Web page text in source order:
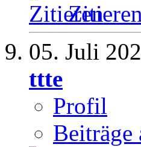
Zitieren
05. Juli
ttte
Profil
Beiträge